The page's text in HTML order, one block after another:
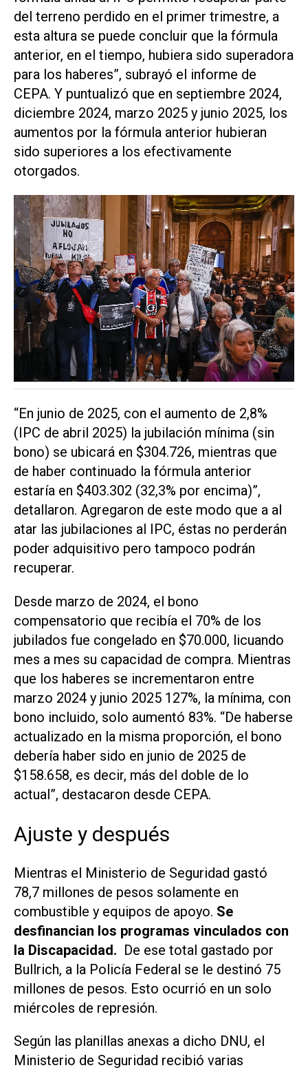
del terreno perdido en el primer trimestre, a
esta altura se puede concluir que la fórmula
anterior, en el tiempo, hubiera sido superadora
para los haberes”, subrayó el informe de
CEPA. Y puntualizó que en septiembre 2024,
diciembre 2024, marzo 2025 y junio 2025, los
aumentos por la fórmula anterior hubieran
sido superiores a los efectivamente
otorgados.
“En junio de 2025, con el aumento de 2,8%
(IPC de abril 2025) la jubilación mínima (sin
bono) se ubicará en $304.726, mientras que
de haber continuado la fórmula anterior
estaría en $403.302 (32,3% por encima)”,
detallaron. Agregaron de este modo que a al
atar las jubilaciones al IPC, éstas no perderán
poder adquisitivo pero tampoco podrán
recuperar.
Desde marzo de 2024, el bono
compensatorio que recibía el 70% de los
jubilados fue congelado en $70.000, licuando
mes a mes su capacidad de compra. Mientras
que los haberes se incrementaron entre
marzo 2024 y junio 2025 127%, la mínima, con
bono incluido, solo aumentó 83%. “De haberse
actualizado en la misma proporción, el bono
debería haber sido en junio de 2025 de
$158.658, es decir, más del doble de lo
actual”, destacaron desde CEPA.
Ajuste y después
Mientras el Ministerio de Seguridad gastó
78,7 millones de pesos solamente en
combustible y equipos de apoyo. Se
desfinancian los programas vinculados con
la Discapacidad. De ese total gastado por
Bullrich, a la Policía Federal se le destinó 75
millones de pesos. Esto ocurrió en un solo
miércoles de represión.
Según las planillas anexas a dicho DNU, el
Ministerio de Seguridad recibió varias